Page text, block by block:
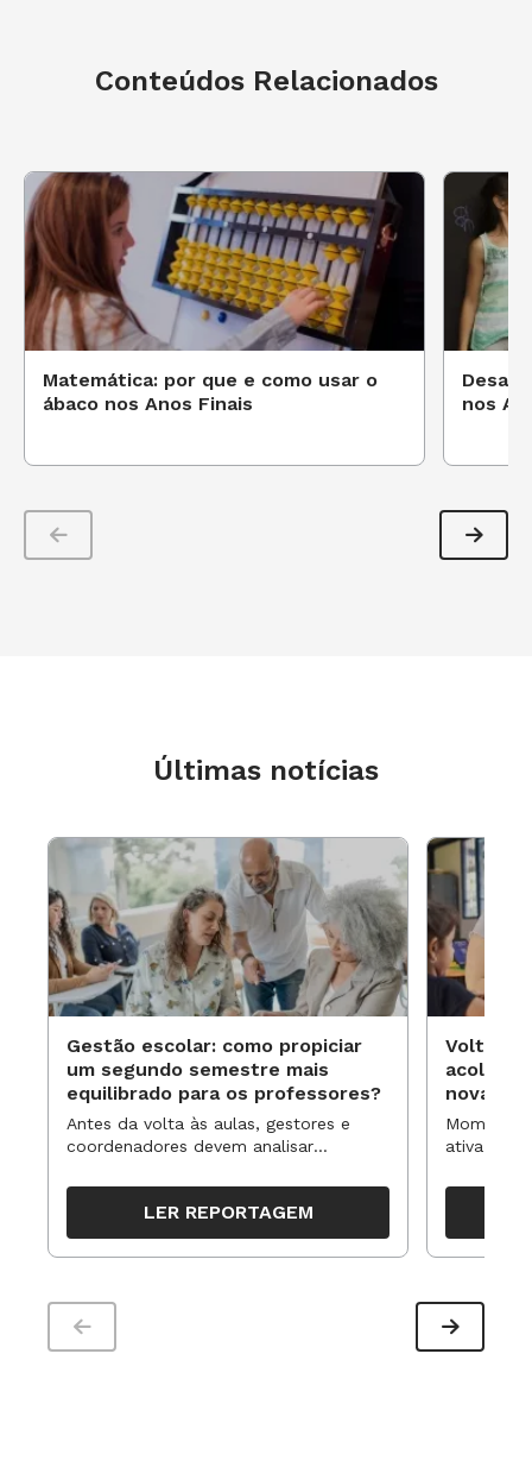
Conteúdos Relacionados
Matemática: por que e como usar o
ábaco nos Anos Finais
nos
Últimas notícias
Gestão escolar: como propiciar
um segundo semestre mais
equilibrado para os professores?
Antes da volta às aulas, gestores e
coordenadores devem analisar
organizar ações para orientar o
trabalho pedagógico ao longo do
período
LER REPORTAGEM
Volta às
novas
ativa
propostas